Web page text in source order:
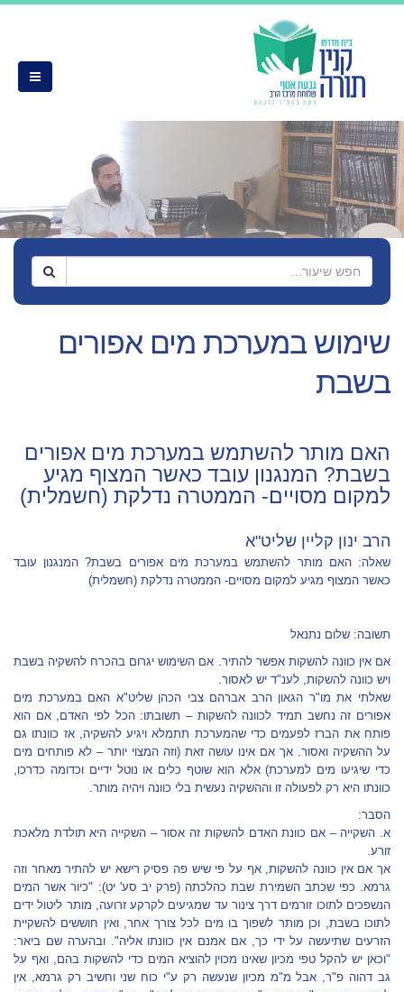
שימוש במערכת מים אפורים
בשבת
האם מותר להשתמש במערכת מים אפורים
בשבת? המנגנון עובד כאשר המצוף מגיע
למקום מסויים- הממטרה נדלקת (חשמלית)
הרב ינון קליין שליט"א
שאלה: האם מותר להשתמש במערכת מים אפורים בשבת? המנגנון עובד
כאשר המצוף מגיע למקום מסויים- הממטרה נדלקת (חשמלית)
תשובה: שלום נתנאל
אם אין כוונה להשקות אפשר להתיר. אם השימוש יגרום בהכרח להשקיה בשבת
ויש כוונה להשקות, לענ"ד יש לאסור.
שאלתי את מו"ר הגאון הרב אברהם צבי הכהן שליט"א האם במערכת מים
אפורים זה נחשב תמיד לכוונה להשקות – תשובתו: הכל לפי האדם, אם הוא
פותח את הברז לפעמים כדי שהמערכת תתמלא ויגיע להשקיה, אז כוונתו גם
על ההשקיה ואסור. אך אם אינו עושה זאת (וזה המצוי יותר – לא פותחים מים
כדי שיגיעו מים למערכת) אלא הוא שוטף כלים או נוטל ידיים וכדומה כדרכו,
כוונתו היא רק לפעולה זו וההשקיה נעשית בלי כוונה ויהיה מותר.
הסבר:
א. השקייה – אם כוונת האדם להשקות זה אסור – השקייה היא תולדת מלאכת
זורע.
אך אם אין כוונה להשקות, אף על פי שיש פה פסיק רישא יש להתיר מאחר וזה
גרמא. כפי שכתב השמירת שבת כהלכתה (פרק יב סע' יט): "כיור אשר המים
הנשפכים לתוכו זורמים דרך צינור עד שמגיעים לקרקע זרועה, מותר ליטול ידים
לתוכו בשבת, וכן מותר לשפוך בו מים לכל צורך אחר, ואין חוששים להשקיית
הזרעים שתיעשה על ידי כך, אם אמנם אין כוונתו אליה". ובהערה שם ביאר:
"וכאן יש להקל טפי מכיון שאינו מכוין להוציא המים כדי להשקות בהם, ואף על
גב דהוה פ"ר, אבל מ"מ מכיון שנעשה רק ע"י כוח שני וחשיב רק גרמא, אין